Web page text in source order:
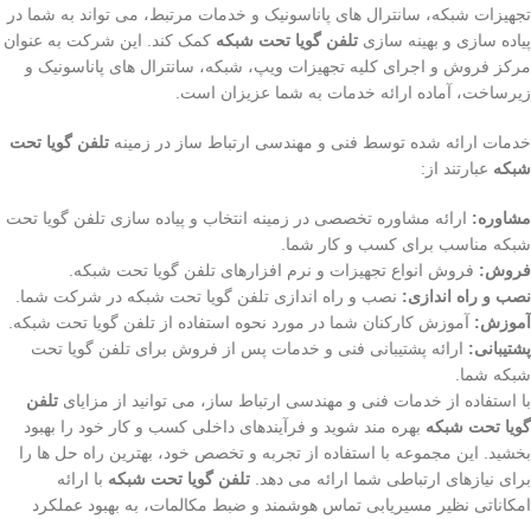
تجهیزات شبکه، سانترال های پاناسونیک و خدمات مرتبط، می تواند به شما در
پیاده سازی و بهینه سازی تلفن گویا تحت شبکه کمک کند. این شرکت به عنوان
مرکز فروش و اجرای کلیه تجهیزات ویپ، شبکه، سانترال های پاناسونیک و
زیرساخت، آماده ارائه خدمات به شما عزیزان است.
خدمات ارائه شده توسط فنی و مهندسی ارتباط ساز در زمینه تلفن گویا تحت
شبکه عبارتند از:
مشاوره: ارائه مشاوره تخصصی در زمینه انتخاب و پیاده سازی تلفن گویا تحت
شبکه مناسب برای کسب و کار شما.
فروش: فروش انواع تجهیزات و نرم افزارهای تلفن گویا تحت شبکه.
نصب و راه اندازی: نصب و راه اندازی تلفن گویا تحت شبکه در شرکت شما.
آموزش: آموزش کارکنان شما در مورد نحوه استفاده از تلفن گویا تحت شبکه.
پشتیبانی: ارائه پشتیبانی فنی و خدمات پس از فروش برای تلفن گویا تحت
شبکه شما.
با استفاده از خدمات فنی و مهندسی ارتباط ساز، می توانید از مزایای تلفن
گویا تحت شبکه بهره مند شوید و فرآیندهای داخلی کسب و کار خود را بهبود
بخشید. این مجموعه با استفاده از تجربه و تخصص خود، بهترین راه حل ها را
برای نیازهای ارتباطی شما ارائه می دهد. تلفن گویا تحت شبکه با ارائه
امکاناتی نظیر مسیریابی تماس هوشمند و ضبط مکالمات، به بهبود عملکرد